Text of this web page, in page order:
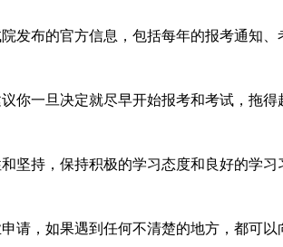
布的官方信息，包括每年的报考通知、
一旦决定就尽早开始报考和考试，拖得
持，保持积极的学习态度和良好的学习
，如果遇到任何不清楚的地方，都可以